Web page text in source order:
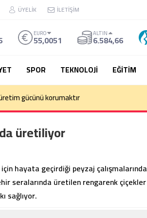
ÜYELİK İLETİŞİM
EURO
55,0051 ALTIN
6.584,66
SPOR TEKNOLOJİ EĞİTİM
Türkiye’yi temsil edecek
üretiliyor
hayata geçirdiği peyzaj çalışmalarında
seralarında üretilen rengarenk çiçekler
sağlıyor.